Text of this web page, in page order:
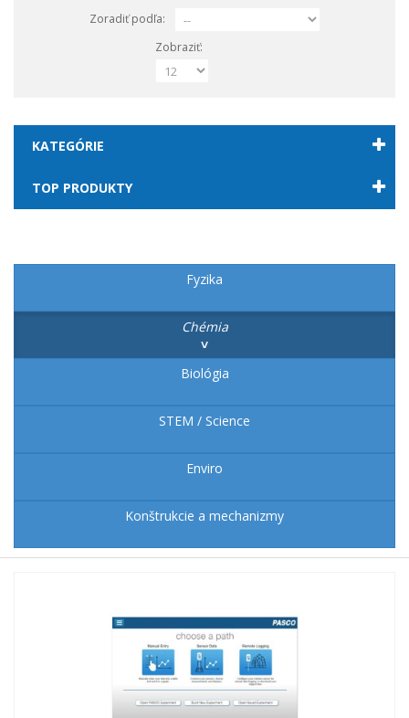
Zoradiť podľa:
Zobraziť:
KATEGÓRIE
TOP PRODUKTY
Fyzika
Chémia
Biológia
STEM / Science
Enviro
Konštrukcie a mechanizmy